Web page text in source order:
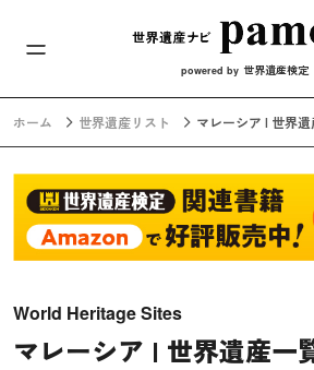
メ
powered by 世界遺産検定
ホーム 世界遺産リスト マレーシア | 世界
World Heritage Sites
マレーシア | 世界遺産一